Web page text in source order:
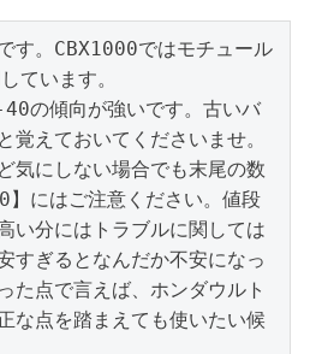
す。CBX1000ではモチュール
ています。
の傾向が強いです。古いバ
覚えておいてくださいませ。
気にしない場合でも末尾の数
にはご注意ください。値段
い分にはトラブルに関しては
すぎるとなんだか不安になっ
た点で言えば、ホンダウルト
な点を踏まえても使いたい候